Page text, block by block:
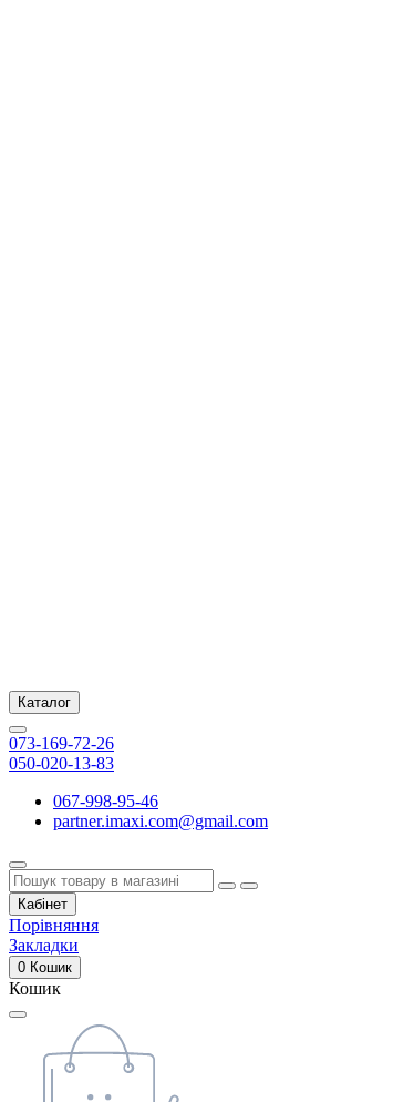
Каталог
073-169-72-26
050-020-13-83
067-998-95-46
partner.imaxi.com@gmail.com
Кабінет
Порівняння
Закладки
0 Кошик
Кошик